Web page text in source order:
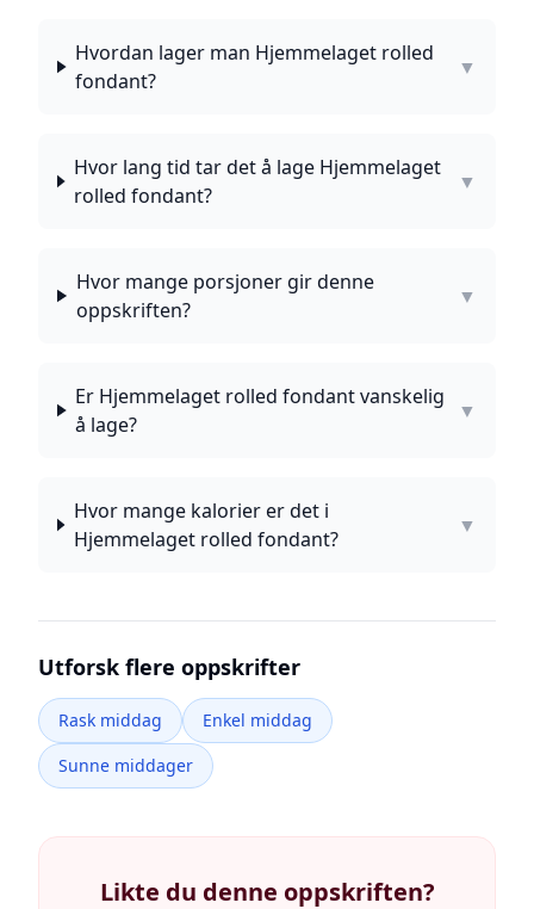
Hvordan lager man Hjemmelaget rolled
fondant?
▼
Hvor lang tid tar det å lage Hjemmelaget
rolled fondant?
▼
Hvor mange porsjoner gir denne
oppskriften?
▼
Er Hjemmelaget rolled fondant vanskelig
å lage?
▼
Hvor mange kalorier er det i
Hjemmelaget rolled fondant?
▼
Utforsk flere oppskrifter
Rask middag
Enkel middag
Sunne middager
Likte du denne oppskriften?